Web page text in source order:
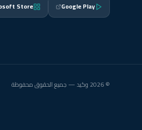
Google Play
Store
© 2026 وكيد — جميع الحقوق محفوظة